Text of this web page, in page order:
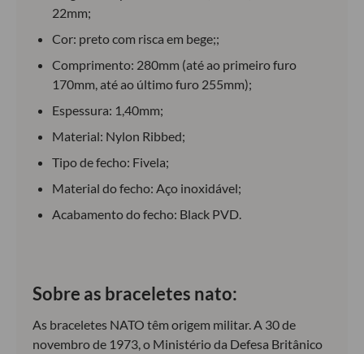
22mm;
Cor: preto com risca em bege;;
Comprimento: 280mm (até ao primeiro furo
170mm, até ao último furo 255mm);
Espessura: 1,40mm;
Material: Nylon Ribbed;
Tipo de fecho: Fivela;
Material do fecho: Aço inoxidável;
Acabamento do fecho: Black PVD.
Sobre as braceletes nato:
As braceletes NATO têm origem militar. A 30 de
novembro de 1973, o Ministério da Defesa Britânico